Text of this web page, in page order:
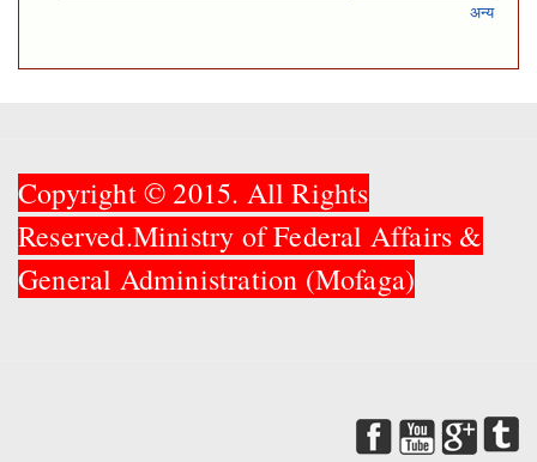
अन्य
Copyright © 2015. All Rights
Reserved.Ministry of Federal Affairs &
General Administration (Mofaga)